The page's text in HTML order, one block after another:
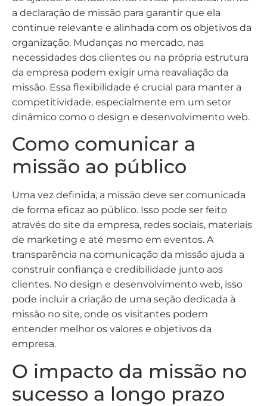
a declaração de missão para garantir que ela
continue relevante e alinhada com os objetivos da
organização. Mudanças no mercado, nas
necessidades dos clientes ou na própria estrutura
da empresa podem exigir uma reavaliação da
missão. Essa flexibilidade é crucial para manter a
competitividade, especialmente em um setor
dinâmico como o design e desenvolvimento web.
Como comunicar a
missão ao público
Uma vez definida, a missão deve ser comunicada
de forma eficaz ao público. Isso pode ser feito
através do site da empresa, redes sociais, materiais
de marketing e até mesmo em eventos. A
transparência na comunicação da missão ajuda a
construir confiança e credibilidade junto aos
clientes. No design e desenvolvimento web, isso
pode incluir a criação de uma seção dedicada à
missão no site, onde os visitantes podem
entender melhor os valores e objetivos da
empresa.
O impacto da missão no
sucesso a longo prazo